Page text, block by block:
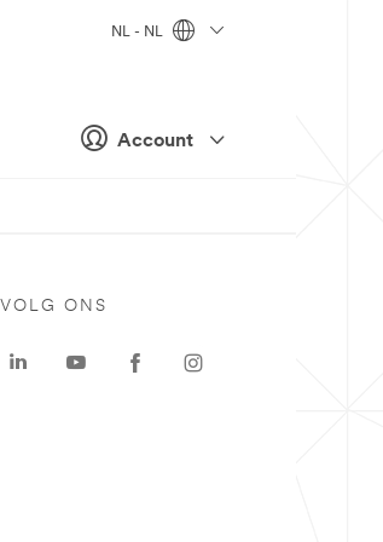
Account
NL - NL
VOLG ONS